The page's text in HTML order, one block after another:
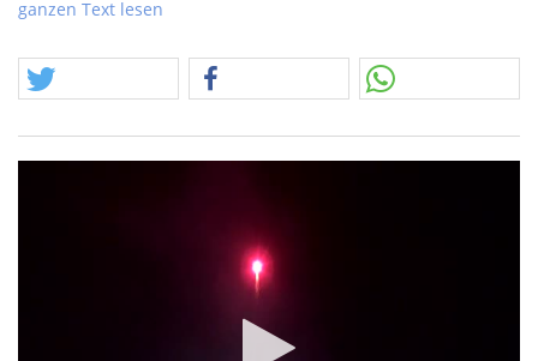
Schluss: alle Versionen direkt am Lager!
ganzen Text lesen